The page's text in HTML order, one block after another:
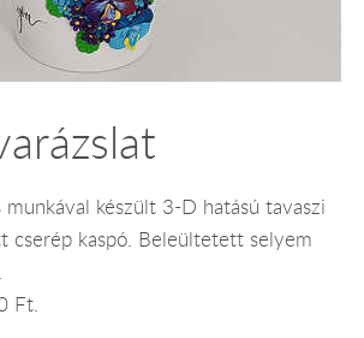
munkával készült 3-D hatású tavaszi
cserép kaspó. Beleültetett selyem
Ft.